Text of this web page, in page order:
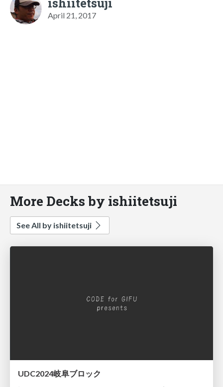
April 21, 2017
More Decks by ishiitetsuji
See All by ishiitetsuji
UDC2024岐阜ブロック